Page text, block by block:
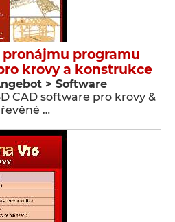
pronájmu programu
krovy a konstrukce
> Software
CAD software pro krovy &
…